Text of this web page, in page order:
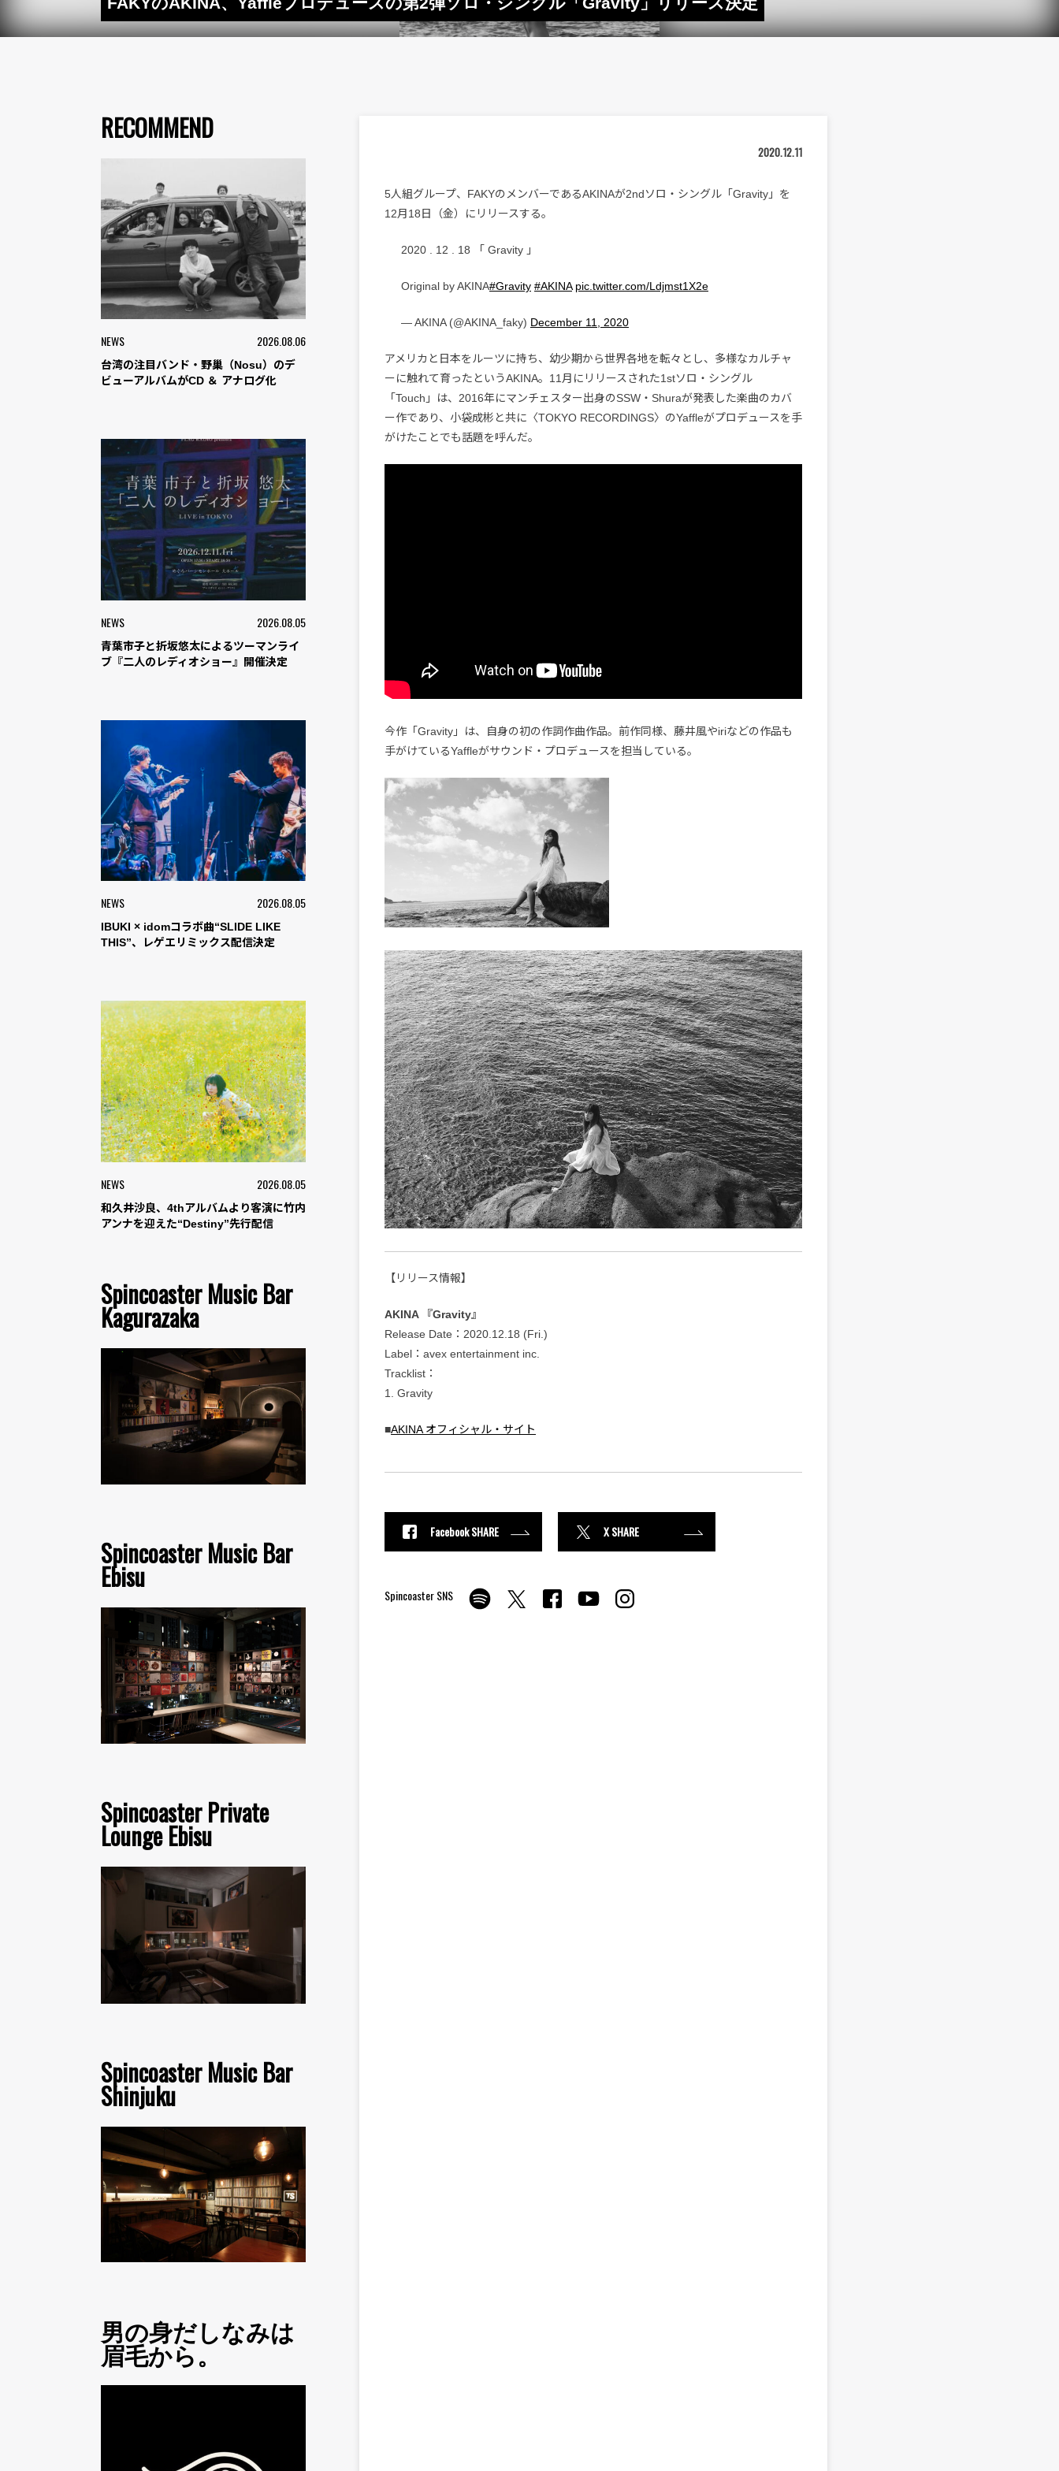
RECOMMEND
NEWS 2026.08.06
台湾の注目バンド・野巢（Nosu）のデ
ビューアルバムがCD ＆ アナログ化
NEWS 2026.08.05
青葉市子と折坂悠太によるツーマンライ
ブ『二人のレディオショー』開催決定
NEWS 2026.08.05
IBUKI × idomコラボ曲“SLIDE LIKE
THIS”、レゲエリミックス配信決定
NEWS 2026.08.05
和久井沙良、4thアルバムより客演に竹内
アンナを迎えた“Destiny”先行配信
Spincoaster Music Bar
Kagurazaka
Spincoaster Music Bar
Ebisu
Spincoaster Private
Lounge Ebisu
Spincoaster Music Bar
Shinjuku
男の身だしなみは
眉毛から。
2020.12.11
5人組グループ、FAKYのメンバーであるAKINAが2ndソロ・シングル「Gravity」を
12月18日（金）にリリースする。
2020 . 12 . 18 「 Gravity 」
Original by AKINA#Gravity #AKINA pic.twitter.com/Ldjmst1X2e
— AKINA (@AKINA_faky) December 11, 2020
アメリカと日本をルーツに持ち、幼少期から世界各地を転々とし、多様なカルチャ
ーに触れて育ったというAKINA。11月にリリースされた1stソロ・シングル
「Touch」は、2016年にマンチェスター出身のSSW・Shuraが発表した楽曲のカバ
ー作であり、小袋成彬と共に〈TOKYO RECORDINGS〉のYaffleがプロデュースを手
がけたことでも話題を呼んだ。
今作「Gravity」は、自身の初の作詞作曲作品。前作同様、藤井風やiriなどの作品も
手がけているYaffleがサウンド・プロデュースを担当している。
【リリース情報】
AKINA 『Gravity』
Release Date：2020.12.18 (Fri.)
Label：avex entertainment inc.
Tracklist：
1. Gravity
■AKINA オフィシャル・サイト
Facebook SHARE X SHARE
Spincoaster SNS